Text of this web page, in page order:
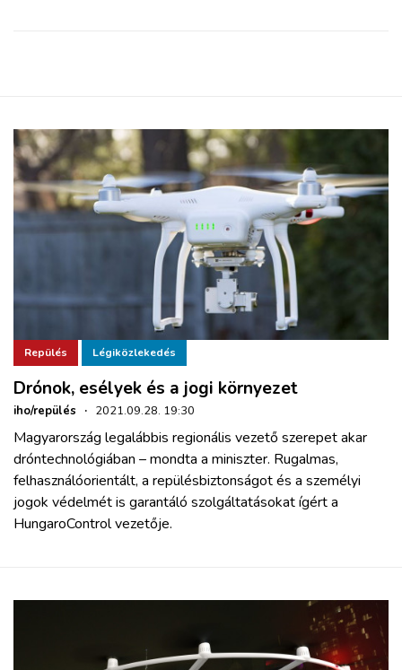
BELÉPÉS
REGISZTRÁCIÓ
Repülés Légiközlekedés
Drónok, esélyek és a jogi környezet
iho/repülés · 2021.09.28. 19:30
Magyarország legalábbis regionális vezető szerepet akar
dróntechnológiában – mondta a miniszter. Rugalmas,
felhasználóorientált, a repülésbiztonságot és a személyi
jogok védelmét is garantáló szolgáltatásokat ígért a
HungaroControl vezetője.